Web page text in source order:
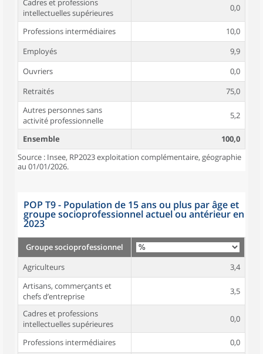
Cadres et professions
intellectuelles supérieures
0,0
Professions intermédiaires
10,0
Employés
9,9
Ouvriers
0,0
Retraités
75,0
Autres personnes sans
activité professionnelle
5,2
Ensemble
100,0
Source : Insee, RP2023 exploitation complémentaire, géographie
au 01/01/2026.
POP T9 - Population de 15 ans ou plus par âge et
groupe socioprofessionnel actuel ou antérieur en
2023
Groupe socioprofessionnel
Agriculteurs
3,4
Artisans, commerçants et
chefs d’entreprise
3,5
Cadres et professions
intellectuelles supérieures
0,0
Professions intermédiaires
0,0